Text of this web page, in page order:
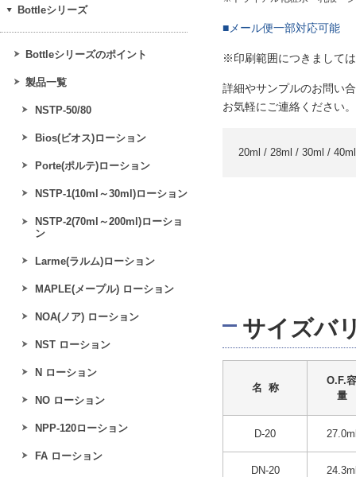
■メール便一部対応可能
※印刷範囲につきまして
詳細やサンプルのお問い
お気軽にご連絡ください。
20ml / 28ml / 30ml / 40ml
サイズバ
名 称
O.F.容
量
D-20
DN-20
Bottleシリーズ
Bottleシリーズのポイント
製品一覧
NSTP-50/80
Bios(ビオス)ローション
Porte(ポルテ)ローション
NSTP-1(10ml～30ml)ローション
NSTP-2(70ml～200ml)ローショ
ン
Larme(ラルム)ローション
MAPLE(メープル) ローション
NOA(ノア) ローション
NST ローション
N ローション
NO ローション
NPP-120ローション
FA ローション